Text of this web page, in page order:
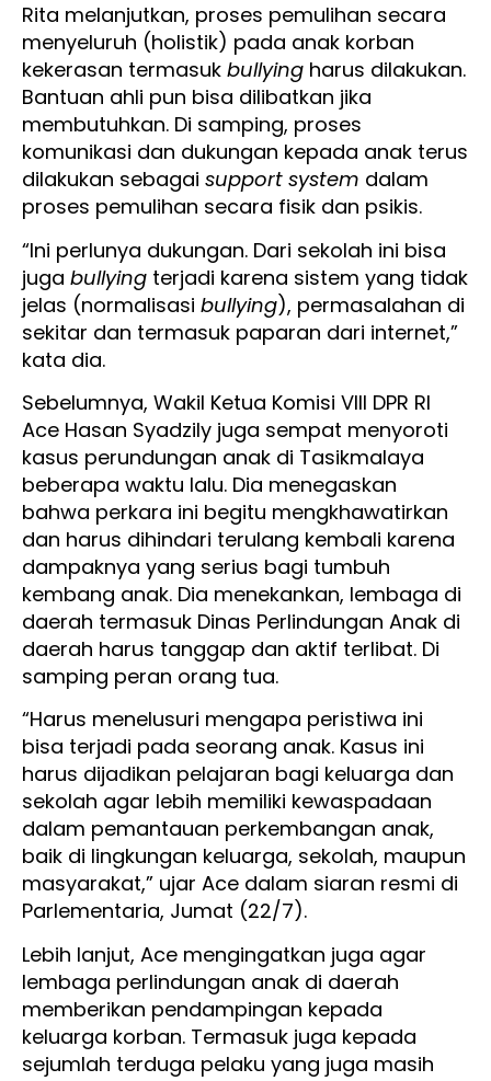
Rita melanjutkan, proses pemulihan secara
menyeluruh (holistik) pada anak korban
kekerasan termasuk bullying harus dilakukan.
Bantuan ahli pun bisa dilibatkan jika
membutuhkan. Di samping, proses
komunikasi dan dukungan kepada anak terus
dilakukan sebagai support system dalam
proses pemulihan secara fisik dan psikis.
“Ini perlunya dukungan. Dari sekolah ini bisa
juga bullying terjadi karena sistem yang tidak
jelas (normalisasi bullying), permasalahan di
sekitar dan termasuk paparan dari internet,”
kata dia.
Sebelumnya, Wakil Ketua Komisi VIII DPR RI
Ace Hasan Syadzily juga sempat menyoroti
kasus perundungan anak di Tasikmalaya
beberapa waktu lalu. Dia menegaskan
bahwa perkara ini begitu mengkhawatirkan
dan harus dihindari terulang kembali karena
dampaknya yang serius bagi tumbuh
kembang anak. Dia menekankan, lembaga di
daerah termasuk Dinas Perlindungan Anak di
daerah harus tanggap dan aktif terlibat. Di
samping peran orang tua.
“Harus menelusuri mengapa peristiwa ini
bisa terjadi pada seorang anak. Kasus ini
harus dijadikan pelajaran bagi keluarga dan
sekolah agar lebih memiliki kewaspadaan
dalam pemantauan perkembangan anak,
baik di lingkungan keluarga, sekolah, maupun
masyarakat,” ujar Ace dalam siaran resmi di
Parlementaria, Jumat (22/7).
Lebih lanjut, Ace mengingatkan juga agar
lembaga perlindungan anak di daerah
memberikan pendampingan kepada
keluarga korban. Termasuk juga kepada
sejumlah terduga pelaku yang juga masih